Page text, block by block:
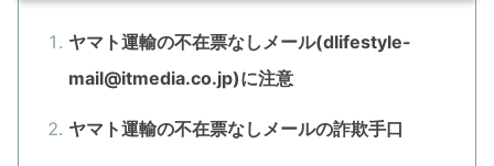
ヤマト運輸の不在票なしメール(dlifestyle-
mail@itmedia.co.jp)に注意
ヤマト運輸の不在票なしメールの詐欺手口